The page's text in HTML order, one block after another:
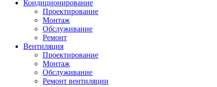
Кондиционирование
Проектирование
Монтаж
Обслуживание
Ремонт
Вентиляция
Проектирование
Монтаж
Обслуживание
Ремонт вентиляции